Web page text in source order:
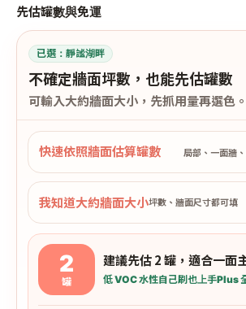
先估罐數與免運
已選： 靜謐湖畔
不確定牆面坪數，也能先估罐數
可輸入大約牆面大小，先抓用量再選色。
快速依照牆面估算罐數 局部、一面牆
我知道大約牆面大小坪數、牆面尺寸都可填
2
罐
建議先估 2 罐，適合一面
低 VOC 水性自己刷也上手Plus